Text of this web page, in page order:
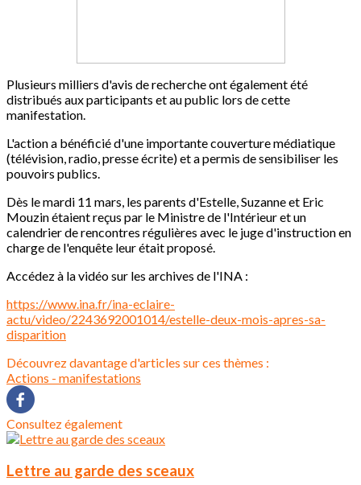
Plusieurs milliers d'avis de recherche ont également été
distribués aux participants et au public lors de cette
manifestation.
L'action a bénéficié d'une importante couverture médiatique
(télévision, radio, presse écrite) et a permis de sensibiliser les
pouvoirs publics.
Dès le mardi 11 mars, les parents d'Estelle, Suzanne et Eric
Mouzin étaient reçus par le Ministre de l'Intérieur et un
calendrier de rencontres régulières avec le juge d'instruction en
charge de l'enquête leur était proposé.
Accédez à la vidéo sur les archives de l'INA :
https://www.ina.fr/ina-eclaire-
actu/video/2243692001014/estelle-deux-mois-apres-sa-
disparition
Découvrez davantage d'articles sur ces thèmes :
Actions - manifestations
Consultez également
Lettre au garde des sceaux